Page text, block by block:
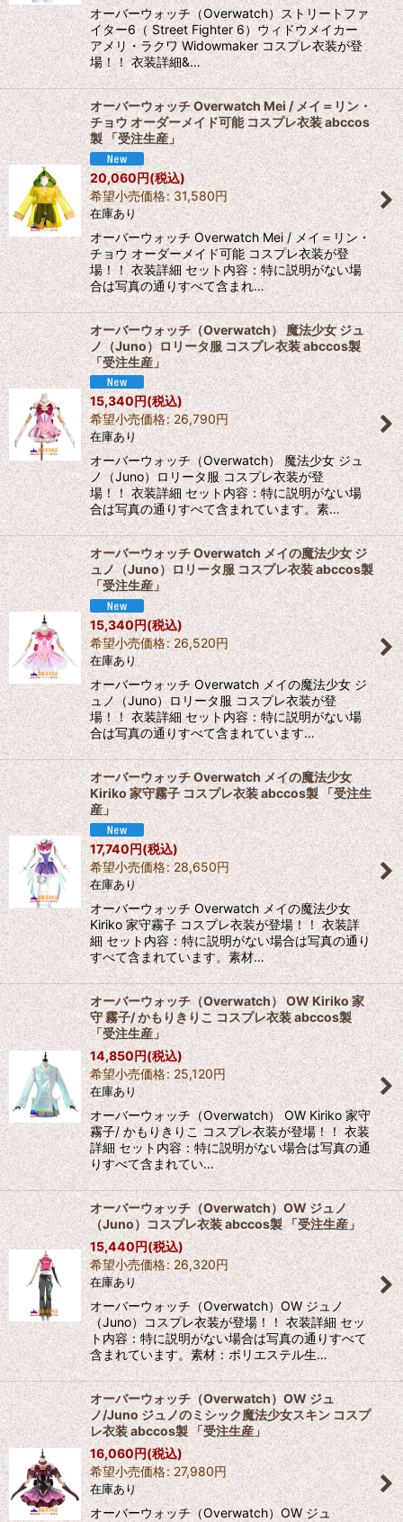
オーバーウォッチ（Overwatch）ストリートファ
イター6（ Street Fighter 6）ウィドウメイカー
アメリ・ラクワ Widowmaker コスプレ衣装が登
場！！ 衣装詳細&…
オーバーウォッチ Overwatch Mei / メイ＝リン・
チョウ オーダーメイド可能 コスプレ衣装 abccos
製 「受注生産」
20,060円(税込)
希望小売価格: 31,580円
在庫あり
オーバーウォッチ Overwatch Mei / メイ＝リン・
チョウ オーダーメイド可能 コスプレ衣装が登
場！！ 衣装詳細 セット内容：特に説明がない場
合は写真の通りすべて含まれ…
オーバーウォッチ（Overwatch） 魔法少女 ジュ
ノ（Juno）ロリータ服 コスプレ衣装 abccos製
「受注生産」
15,340円(税込)
希望小売価格: 26,790円
在庫あり
オーバーウォッチ（Overwatch） 魔法少女 ジュ
ノ（Juno）ロリータ服 コスプレ衣装が登
場！！ 衣装詳細 セット内容：特に説明がない場
合は写真の通りすべて含まれています。素…
オーバーウォッチ Overwatch メイの魔法少女 ジ
ュノ（Juno）ロリータ服 コスプレ衣装 abccos製
「受注生産」
15,340円(税込)
希望小売価格: 26,520円
在庫あり
オーバーウォッチ Overwatch メイの魔法少女 ジ
ュノ（Juno）ロリータ服 コスプレ衣装が登
場！！ 衣装詳細 セット内容：特に説明がない場
合は写真の通りすべて含まれています…
オーバーウォッチ Overwatch メイの魔法少女
Kiriko 家守霧子 コスプレ衣装 abccos製 「受注生
産」
17,740円(税込)
希望小売価格: 28,650円
在庫あり
オーバーウォッチ Overwatch メイの魔法少女
Kiriko 家守霧子 コスプレ衣装が登場！！ 衣装詳
細 セット内容：特に説明がない場合は写真の通り
すべて含まれています。素材…
オーバーウォッチ（Overwatch） OW Kiriko 家
守 霧子/ かもりきりこ コスプレ衣装 abccos製
「受注生産」
14,850円(税込)
希望小売価格: 25,120円
在庫あり
オーバーウォッチ（Overwatch） OW Kiriko 家守
霧子/ かもりきりこ コスプレ衣装が登場！！ 衣装
詳細 セット内容：特に説明がない場合は写真の通
りすべて含まれてい…
オーバーウォッチ（Overwatch）OW ジュノ
（Juno）コスプレ衣装 abccos製 「受注生産」
15,440円(税込)
希望小売価格: 26,320円
在庫あり
オーバーウォッチ（Overwatch）OW ジュノ
（Juno）コスプレ衣装が登場！！ 衣装詳細 セッ
ト内容：特に説明がない場合は写真の通りすべて
含まれています。素材：ポリエステル生…
オーバーウォッチ（Overwatch）OW ジュ
ノ/Juno ジュノのミシック魔法少女スキン コスプ
レ衣装 abccos製 「受注生産」
16,060円(税込)
希望小売価格: 27,980円
在庫あり
オーバーウォッチ（Overwatch）OW ジュ